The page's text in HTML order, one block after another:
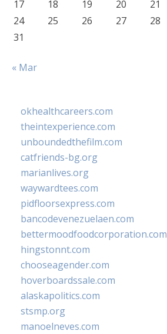
17 18 19 20 21
24
25 26 27 28
31
« Mar
okhealthcareers.com
theintexperience.com
unboundedthefilm.com
catfriends-bg.org
marianlives.org
waywardtees.com
pidfloorsexpress.com
bancodevenezuelaen.com
bettermoodfoodcorporation.com
hingstonnt.com
chooseagender.com
hoverboardssale.com
alaskapolitics.com
stsmp.org
manoelneves.com